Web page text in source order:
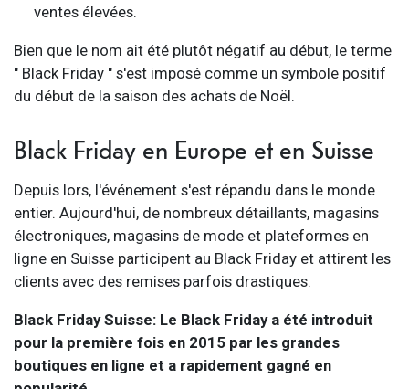
ventes élevées.
Bien que le nom ait été plutôt négatif au début, le terme
" Black Friday " s'est imposé comme un symbole positif
du début de la saison des achats de Noël.
Black Friday en Europe et en Suisse
Depuis lors, l'événement s'est répandu dans le monde
entier. Aujourd'hui, de nombreux détaillants, magasins
électroniques, magasins de mode et plateformes en
ligne en Suisse participent au Black Friday et attirent les
clients avec des remises parfois drastiques.
Black Friday Suisse: Le Black Friday a été introduit
pour la première fois en 2015 par les grandes
boutiques en ligne et a rapidement gagné en